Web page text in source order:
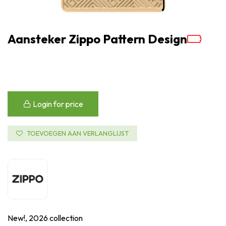
Aansteker Zippo Pattern Design
Login for price
TOEVOEGEN AAN VERLANGLIJST
New!, 2026 collection